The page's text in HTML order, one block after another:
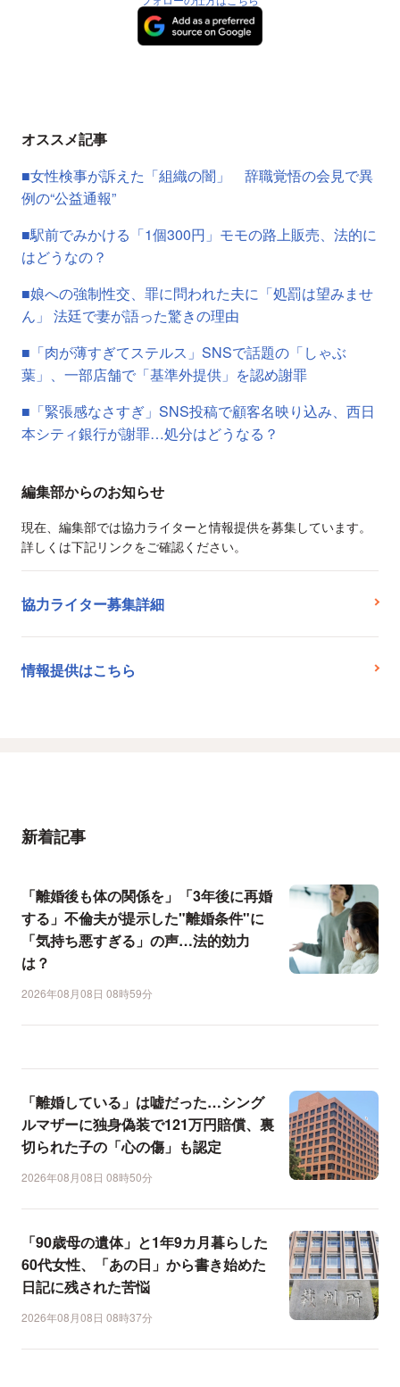
オススメ記事
■女性検事が訴えた「組織の闇」 辞職覚悟の会見で異
例の“公益通報”
■駅前でみかける「1個300円」モモの路上販売、法的に
はどうなの？
■娘への強制性交、罪に問われた夫に「処罰は望みませ
ん」 法廷で妻が語った驚きの理由
■「肉が薄すぎてステルス」SNSで話題の「しゃぶ
葉」、一部店舗で「基準外提供」を認め謝罪
■「緊張感なさすぎ」SNS投稿で顧客名映り込み、西日
本シティ銀行が謝罪…処分はどうなる？
編集部からのお知らせ
現在、編集部では協力ライターと情報提供を募集しています。
詳しくは下記リンクをご確認ください。
協力ライター募集詳細
情報提供はこちら
新着記事
「離婚後も体の関係を」「3年後に再婚
する」不倫夫が提示した"離婚条件"に
「気持ち悪すぎる」の声…法的効力
は？
2026年08月08日 08時59分
「離婚している」は嘘だった…シング
ルマザーに独身偽装で121万円賠償、裏
切られた子の「心の傷」も認定
2026年08月08日 08時50分
「90歳母の遺体」と1年9カ月暮らした
60代女性、「あの日」から書き始めた
日記に残された苦悩
2026年08月08日 08時37分